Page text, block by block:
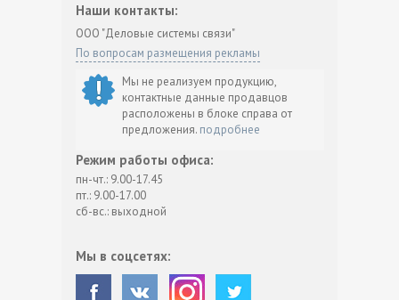
Наши контакты:
ООО "Деловые системы связи"
По вопросам размещения рекламы
Мы не реализуем продукцию,
контактные данные продавцов
расположены в блоке справа от
предложения. подробнее
Режим работы офиса:
пн-чт.: 9.00-17.45
пт.: 9.00-17.00
сб-вс.: выходной
Мы в соцсетях: